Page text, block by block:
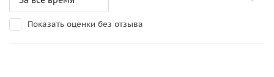
Показать оценки без отзыва